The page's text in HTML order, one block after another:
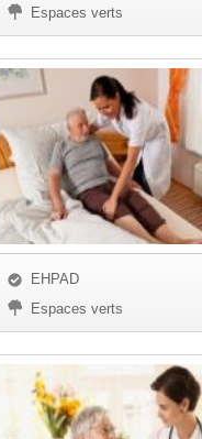
Espaces verts
EHPAD
Espaces verts